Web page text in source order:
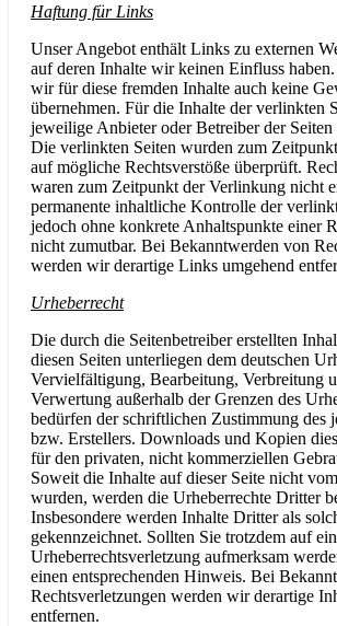
Haftung für Links
Unser Angebot enthält Links zu externen
auf deren Inhalte wir keinen Einfluss
wir für diese fremden Inhalte auch keine
übernehmen. Für die Inhalte der verlinkten
jeweilige Anbieter oder Betreiber der
Die verlinkten Seiten wurden zum
auf mögliche Rechtsverstöße überprüft.
waren zum Zeitpunkt der Verlinkung nicht
permanente inhaltliche Kontrolle der
jedoch ohne konkrete Anhaltspunkte einer
nicht zumutbar. Bei Bekanntwerden von
werden wir derartige Links umgehend
Urheberrecht
Die durch die Seitenbetreiber erstellten
diesen Seiten unterliegen dem deutschen
Vervielfältigung, Bearbeitung, Verbreitung
Verwertung außerhalb der Grenzen des
bedürfen der schriftlichen Zustimmung des
bzw. Erstellers. Downloads und Kopien
für den privaten, nicht kommerziellen
Soweit die Inhalte auf dieser Seite nicht
wurden, werden die Urheberrechte Dritter
Insbesondere werden Inhalte Dritter als
gekennzeichnet. Sollten Sie trotzdem auf
Urheberrechtsverletzung aufmerksam
einen entsprechenden Hinweis. Bei
Rechtsverletzungen werden wir derartige
entfernen.